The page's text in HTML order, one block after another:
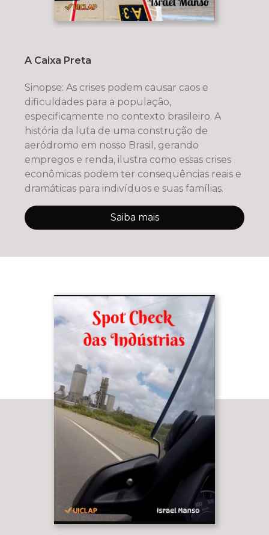
A Caixa Preta
Sinopse: As crises podem causar caos e
dificuldades para a população,
especificamente no contexto brasileiro. A
história da luta de uma construção de
aeródromo em nosso Brasil, gerando
empregos e renda, ilustra como essas crises
econômicas podem ter consequências reais e
dramáticas para indivíduos e suas famílias.
Saiba mais